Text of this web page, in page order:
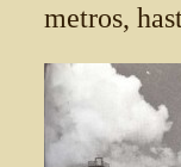
metros,